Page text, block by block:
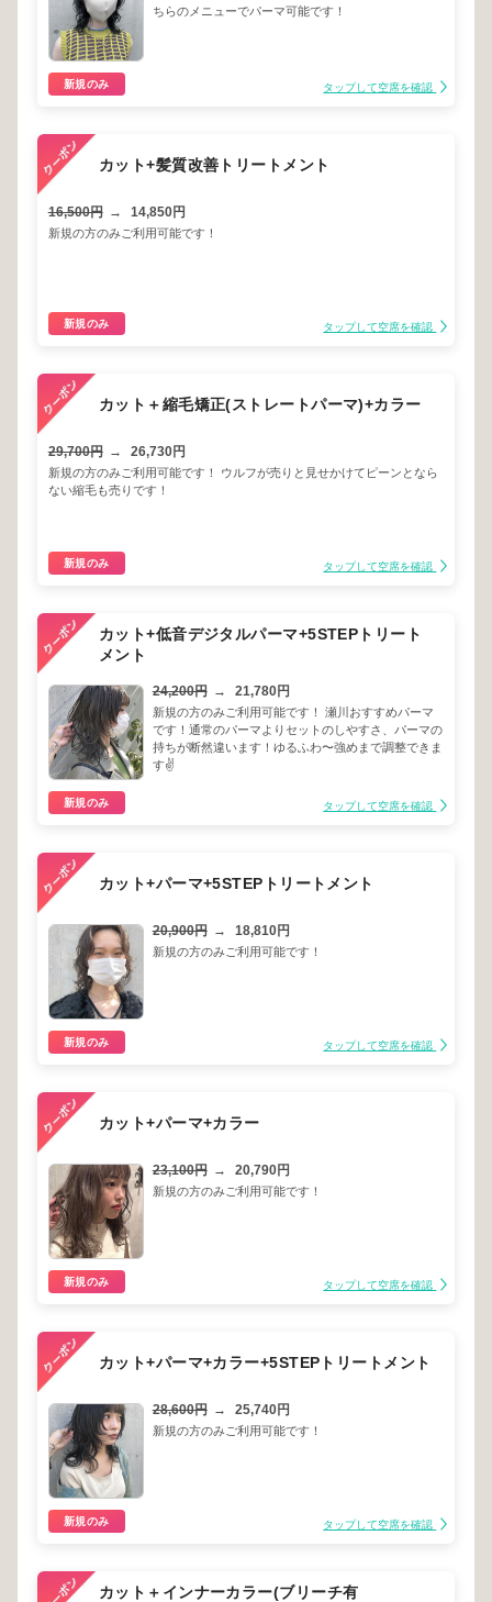
ちらのメニューでパーマ可能です！
新規のみ タップして空席を確認
カット+髪質改善トリートメント
16,500円 → 14,850円
新規の方のみご利用可能です！
新規のみ タップして空席を確認
カット＋縮毛矯正(ストレートパーマ)+カラー
29,700円 → 26,730円
新規の方のみご利用可能です！ ウルフが売りと見せかけてピーンとなら
ない縮毛も売りです！
新規のみ タップして空席を確認
カット+低音デジタルパーマ+5STEPトリート
メント
24,200円 → 21,780円
新規の方のみご利用可能です！ 瀬川おすすめパーマ
です！通常のパーマよりセットのしやすさ、パーマの
持ちが断然違います！ゆるふわ〜強めまで調整できま
す✌️
新規のみ タップして空席を確認
カット+パーマ+5STEPトリートメント
20,900円 → 18,810円
新規の方のみご利用可能です！
新規のみ タップして空席を確認
カット+パーマ+カラー
23,100円 → 20,790円
新規の方のみご利用可能です！
新規のみ タップして空席を確認
カット+パーマ+カラー+5STEPトリートメント
28,600円 → 25,740円
新規の方のみご利用可能です！
新規のみ タップして空席を確認
カット＋インナーカラー(ブリーチ有